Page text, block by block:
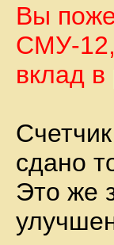
Вы
СМУ-12,
вклад в
сдано
Это же